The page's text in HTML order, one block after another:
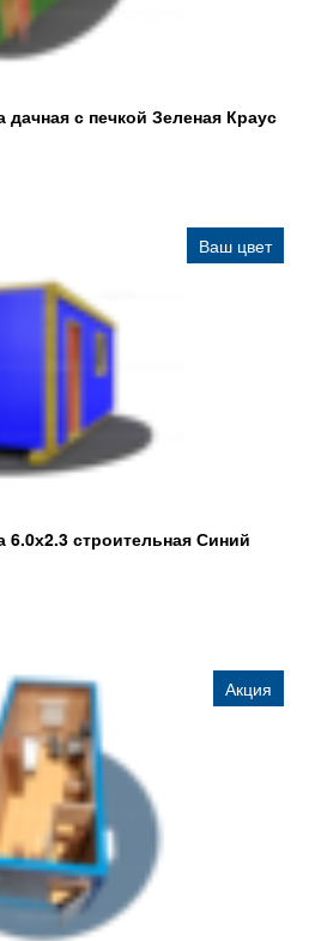
с печкой Зеленая Краус
Ваш цвет
6.0х2.3 строительная Синий
Акция